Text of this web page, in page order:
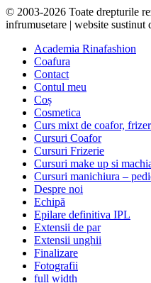
© 2003-2026 Toate drepturile
infrumusetare | website
Academia Rinafashion
Coafura
Contact
Contul meu
Coș
Cosmetica
Curs mixt de coafor,
Cursuri Coafor
Cursuri Frizerie
Cursuri make up si
Cursuri manichiura –
Despre noi
Echipă
Epilare definitiva IPL
Extensii de par
Extensii unghii
Finalizare
Fotografii
full width